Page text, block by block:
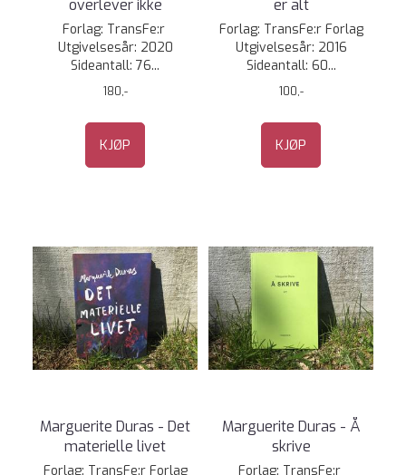
overlever ikke
Forlag: TransFe:r
Utgivelsesår: 2020
Sideantall: 76...
180,-
KJØP
er alt
Forlag: TransFe:r Forlag
Utgivelsesår: 2016
Sideantall: 60...
100,-
KJØP
Marguerite Duras - Det
materielle livet
Forlag: TransFe:r Forlag
Marguerite Duras - Å
skrive
Forlag: TransFe:r